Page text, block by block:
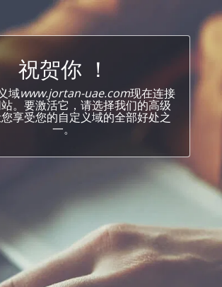
祝贺你 ！
域www.jortan-uae.com现在连接
。要激活它，请选择我们的高级
享受您的自定义域的全部好处之
一。